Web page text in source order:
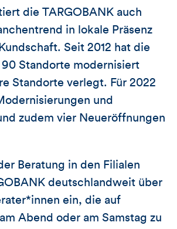
die TARGOBANK auch
in lokale Präsenz
Seit 2012 hat die
90 Standorte modernisiert
Standorte verlegt. Für 2022
und
zudem vier Neueröffnungen
Beratung in den Filialen
deutschlandweit über
ein, die auf
Abend oder am Samstag zu